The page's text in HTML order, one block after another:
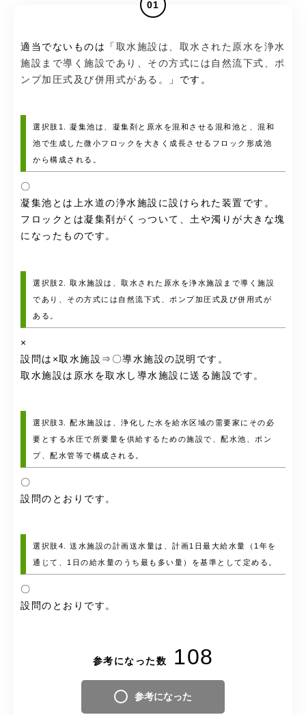
01
適当でないものは「 取水施設は、取水された原水を浄水
施設まで導く施設であり、その方式には自然流下式、ポ
ンプ加圧式及び併用式がある。
」です。
選択肢1. 凝集池は、凝集剤と原水を混和させる混和池と、混和
池で生成した微小フロックを大きく成長させるフロック形成池
から構成される。
〇
凝集池とは上水道の浄水施設に設けられた装置です。
フロックとは凝集剤がくっついて、土や濁りが大きな塊
になったものです。
選択肢2. 取水施設は、取水された原水を浄水施設まで導く施設
であり、その方式には自然流下式、ポンプ加圧式及び併用式が
ある。
×
設問は×取水施設⇒〇導水施設の説明です。
取水施設は原水を取水し導水施設に送る施設です。
選択肢3. 配水施設は、浄化した水を給水区域の需要家にその必
要とする水圧で所要量を供給するための施設で、配水池、ポン
プ、配水管等で構成される。
〇
設問のとおりです。
選択肢4. 送水施設の計画送水量は、計画1日最大給水量（1年を
通じて、1日の給水量のうち最も多い量）を基準として定める。
〇
設問のとおりです。
参考になった数 108
参考になった